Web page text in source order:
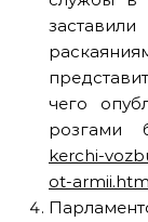
чего
розгами
kerchi-
ot-